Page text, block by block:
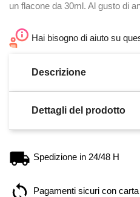
un flacone da 30ml. Al gusto di
Hai bisogno di aiuto su
Descrizione
Dettagli del prodotto
Spedizione in 24/48 H
Pagamenti sicuri con